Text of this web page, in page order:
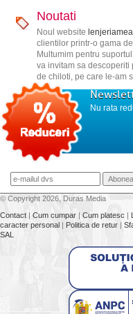
Noutati
Noul website
clientilor printr-o gama
Multumim pentru
va invitam sa
de chiloti, pe care le-am
Nu rata
© Copyright 2026, Duras Media
Contact | Cum cumpar | Cum platesc |
caracter personal | Politica de retur |
SAL